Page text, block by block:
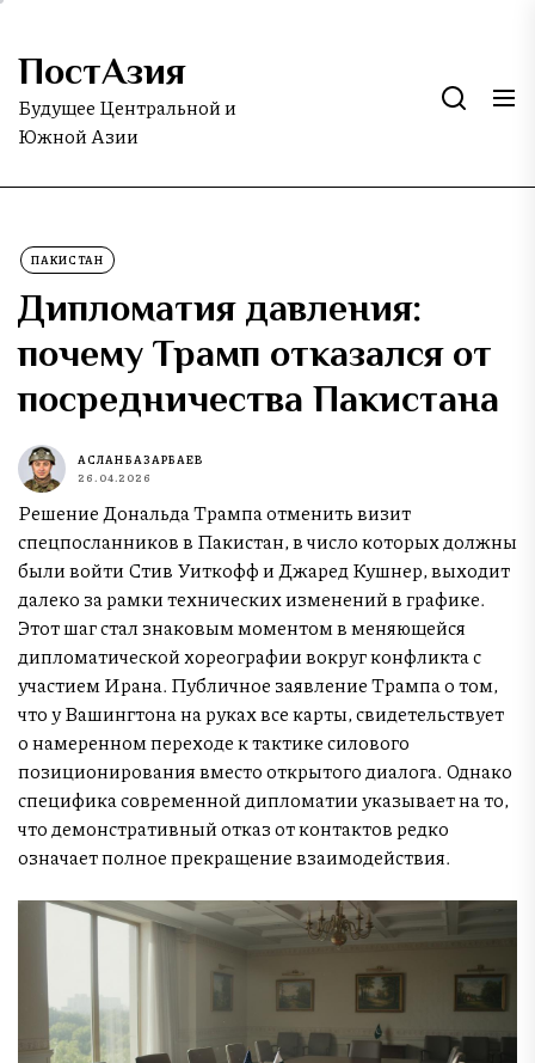
Skip
the
content
ПостАзия
Будущее Центральной и
Южной Азии
ПАКИСТАН
Дипломатия давления:
почему Трамп отказался от
посредничества Пакистана
АСЛАН БАЗАРБАЕВ
26.04.2026
Решение Дональда Трампа отменить визит
спецпосланников в Пакистан, в число которых должны
были войти Стив Уиткофф и Джаред Кушнер, выходит
далеко за рамки технических изменений в графике.
Этот шаг стал знаковым моментом в меняющейся
дипломатической хореографии вокруг конфликта с
участием Ирана. Публичное заявление Трампа о том,
что у Вашингтона на руках все карты, свидетельствует
о намеренном переходе к тактике силового
позиционирования вместо открытого диалога. Однако
специфика современной дипломатии указывает на то,
что демонстративный отказ от контактов редко
означает полное прекращение взаимодействия.